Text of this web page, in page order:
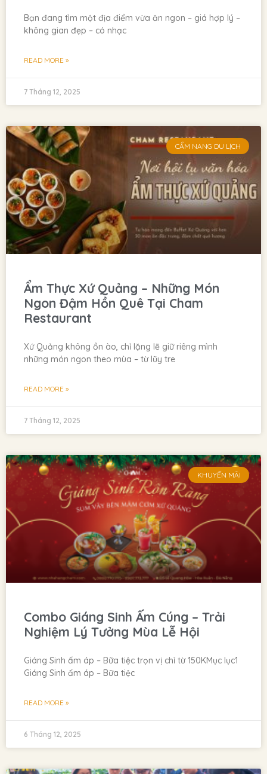
Bạn đang tìm một địa điểm vừa ăn ngon – giá hợp lý –
không gian đẹp – có nhạc
READ MORE »
7 Tháng 12, 2025
CẨM NANG DU LỊCH
Ẩm Thực Xứ Quảng – Những Món
Ngon Đậm Hồn Quê Tại Cham
Restaurant
Xứ Quảng không ồn ào, chỉ lặng lẽ giữ riêng mình
những món ngon theo mùa – từ lũy tre
READ MORE »
7 Tháng 12, 2025
KHUYẾN MÃI
Combo Giáng Sinh Ấm Cúng – Trải
Nghiệm Lý Tưởng Mùa Lễ Hội
Giáng Sinh ấm áp – Bữa tiệc trọn vị chỉ từ 150KMục lục1
Giáng Sinh ấm áp – Bữa tiệc
READ MORE »
6 Tháng 12, 2025